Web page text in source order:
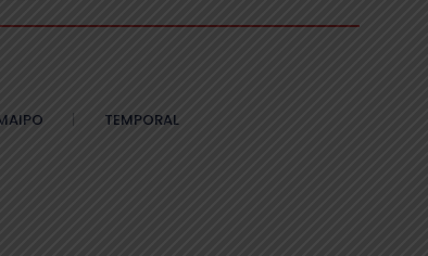
TEMPORAL